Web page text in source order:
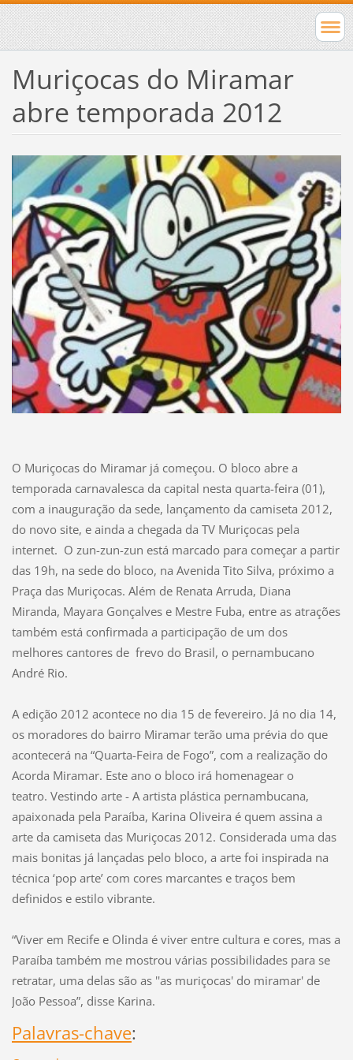
Muriçocas do Miramar
abre temporada 2012
O Muriçocas do Miramar já começou. O bloco abre a
temporada carnavalesca da capital nesta quarta-feira (01),
com a inauguração da sede, lançamento da camiseta 2012,
do novo site, e ainda a chegada da TV Muriçocas pela
internet. O zun-zun-zun está marcado para começar a partir
das 19h, na sede do bloco, na Avenida Tito Silva, próximo a
Praça das Muriçocas. Além de Renata Arruda, Diana
Miranda, Mayara Gonçalves e Mestre Fuba, entre as atrações
também está confirmada a participação de um dos
melhores cantores de frevo do Brasil, o pernambucano
André Rio.
A edição 2012 acontece no dia 15 de fevereiro. Já no dia 14,
os moradores do bairro Miramar terão uma prévia do que
acontecerá na “Quarta-Feira de Fogo”, com a realização do
Acorda Miramar. Este ano o bloco irá homenagear o
teatro. Vestindo arte - A artista plástica pernambucana,
apaixonada pela Paraíba, Karina Oliveira é quem assina a
arte da camiseta das Muriçocas 2012. Considerada uma das
mais bonitas já lançadas pelo bloco, a arte foi inspirada na
técnica ‘pop arte’ com cores marcantes e traços bem
definidos e estilo vibrante.
“Viver em Recife e Olinda é viver entre cultura e cores, mas a
Paraíba também me mostrou várias possibilidades para se
retratar, uma delas são as ''as muriçocas' do miramar' de
João Pessoa”, disse Karina.
Palavras-chave: